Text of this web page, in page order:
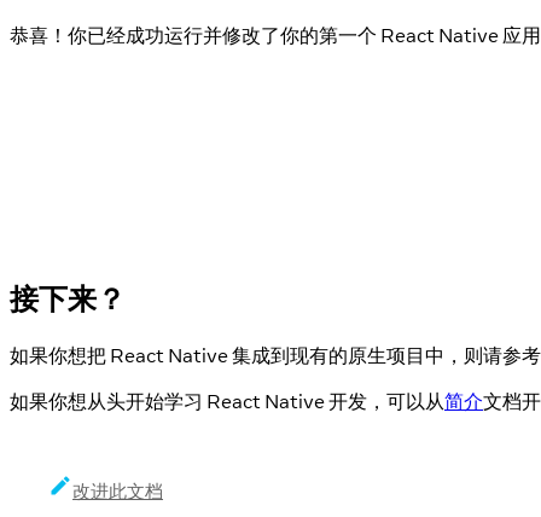
恭喜！你已经成功运行并修改了你的第一个 React Native 应用
接下来？
如果你想把 React Native 集成到现有的原生项目中，则请参考
如果你想从头开始学习 React Native 开发，可以从简介文档
改进此文档